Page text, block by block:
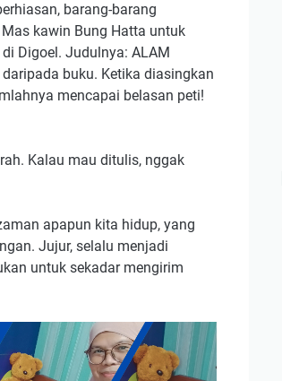
barang-barang
kawin Bung Hatta untuk
Digoel. Judulnya: ALAM
buku. Ketika diasingkan
mencapai belasan peti!
Kalau mau ditulis, nggak
apapun kita hidup, yang
Jujur, selalu menjadi
untuk sekadar mengirim